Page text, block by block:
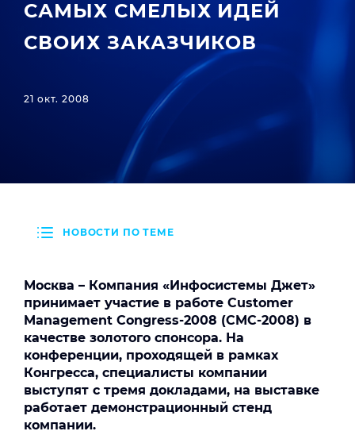
САМЫХ СМЕЛЫХ ИДЕЙ
СВОИХ ЗАКАЗЧИКОВ
21 окт. 2008
НОВОСТИ ПО ТЕМЕ
Москва – Компания «Инфосистемы Джет»
принимает участие в работе Customer
Management Congress-2008 (CMC-2008) в
качестве золотого спонсора. На
конференции, проходящей в рамках
Конгресса, специалисты компании
выступят с тремя докладами, на выставке
работает демонстрационный стенд
компании.